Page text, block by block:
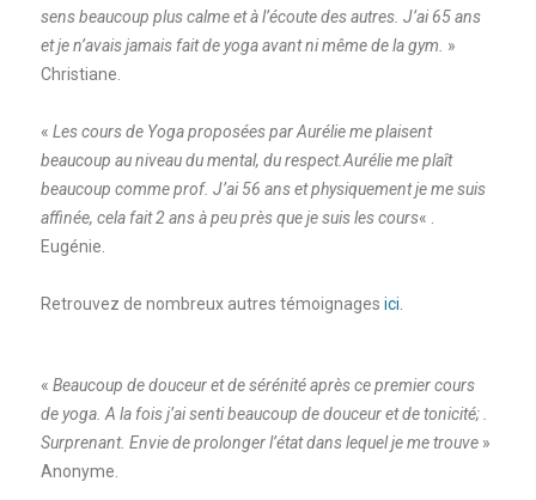
sens beaucoup plus calme et à l’écoute des autres. J’ai 65 ans
et je n’avais jamais fait de yoga avant ni même de la gym. »
Christiane.
« Les cours de Yoga proposées par Aurélie me plaisent
beaucoup au niveau du mental, du respect.Aurélie me plaît
beaucoup comme prof. J’ai 56 ans et physiquement je me suis
affinée, cela fait 2 ans à peu près que je suis les cours« .
Eugénie.
Retrouvez de nombreux autres témoignages ici.
« Beaucoup de douceur et de sérénité après ce premier cours
de yoga. A la fois j’ai senti beaucoup de douceur et de tonicité; .
Surprenant. Envie de prolonger l’état dans lequel je me trouve »
Anonyme.